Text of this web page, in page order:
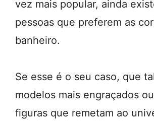
vez mais popular, ainda
pessoas que preferem as
banheiro.
Se esse é o seu caso, que
modelos mais engraçados
figuras que remetam ao